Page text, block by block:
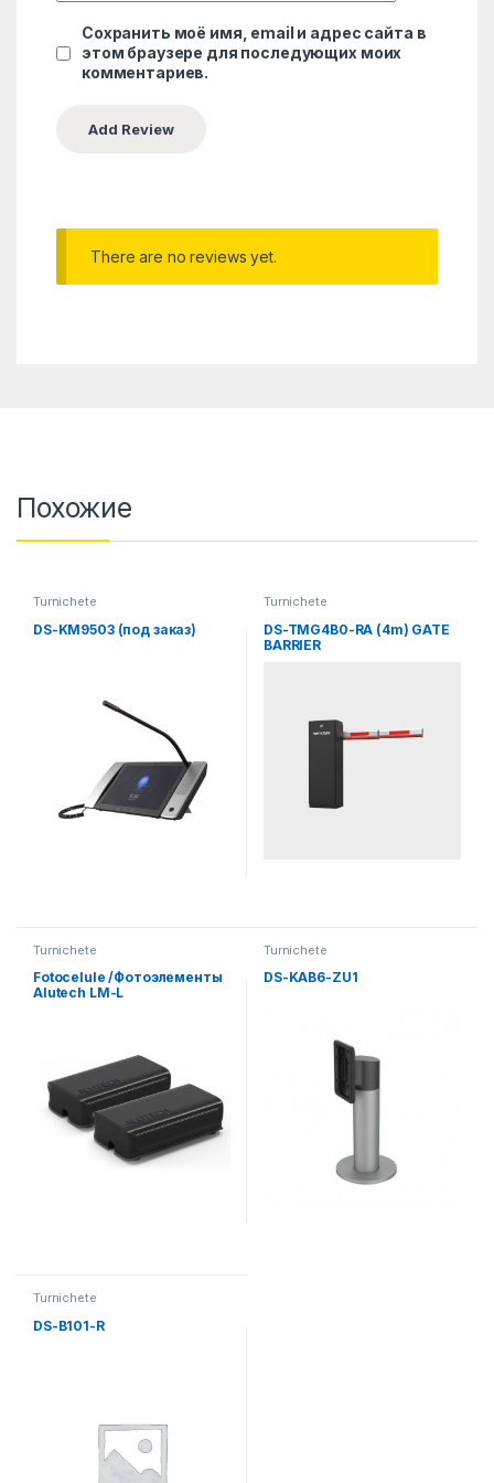
Сохранить моё имя, email и адрес сайта в
этом браузере для последующих моих
комментариев.
There are no reviews yet.
Похожие
Turnichete
DS-KM9503 (под заказ)
Turnichete
DS-TMG4B0-RA (4m) GATE
BARRIER
Turnichete
Fotocelule /Фотоэлементы
Alutech LM-L
Turnichete
DS-KAB6-ZU1
Turnichete
DS-B101-R